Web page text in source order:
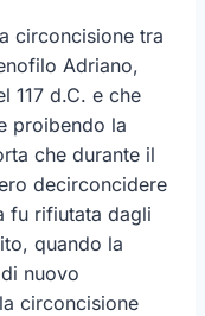
circoncisione tra
Adriano,
117 d.C. e che
proibendo la
che durante il
decirconcidere
fu rifiutata dagli
quando la
nuovo
circoncisione